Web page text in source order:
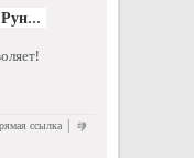
Мужской Цитатник Рунета
ссылка |